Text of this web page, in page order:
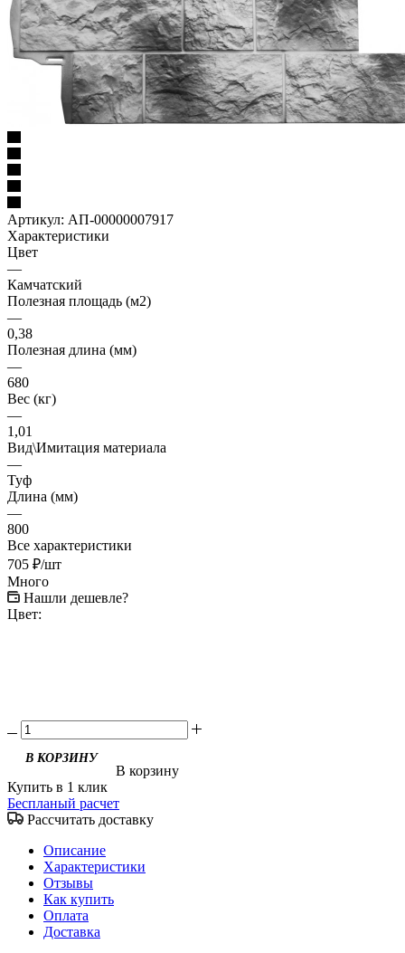
Артикул: АП-00000007917
Характеристики
Цвет
—
Камчатский
Полезная площадь (м2)
—
0,38
Полезная длина (мм)
—
680
Вес (кг)
—
1,01
Вид\Имитация материала
—
Туф
Длина (мм)
—
800
Все характеристики
705 ₽/шт
Много
Нашли дешевле?
Цвет:
В корзину
Купить в 1 клик
Беспланый расчет
Рассчитать доставку
Описание
Характеристики
Отзывы
Как купить
Оплата
Доставка